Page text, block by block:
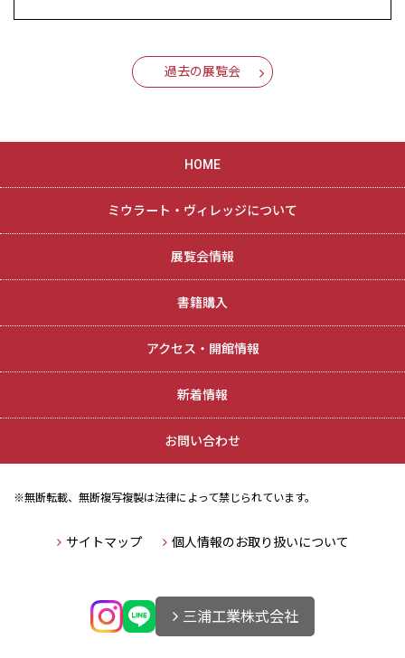
過去の展覧会
HOME
ミウラート・ヴィレッジについて
展覧会情報
書籍購入
アクセス・開館情報
新着情報
お問い合わせ
※無断転載、無断複写複製は法律によって禁じられています。
サイトマップ 個人情報のお取り扱いについて
三浦工業株式会社